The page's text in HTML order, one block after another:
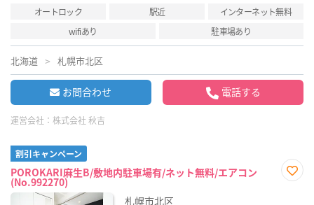
オートロック 駅近
インターネット無料
wifiあり
駐車場あり
北海道 札幌市北区
お問合わせ 電話する
運営会社： 株式会社 秋吉
割引キャンペーン
POROKARI麻生B/敷地内駐車場有/ネット無料/エアコン
(No.992270)
札幌市北区